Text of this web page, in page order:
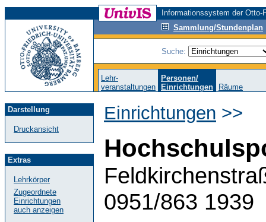
Informationssystem der
Sammlung/Stundenplan
Suche:
Lehr-
veranstaltungen
Personen/
Einrichtungen
Räume
Darstellung
Druckansicht
Extras
Lehrkörper
Zugeordnete
Einrichtungen
auch anzeigen
Einrichtungen >>
0951/863 1939